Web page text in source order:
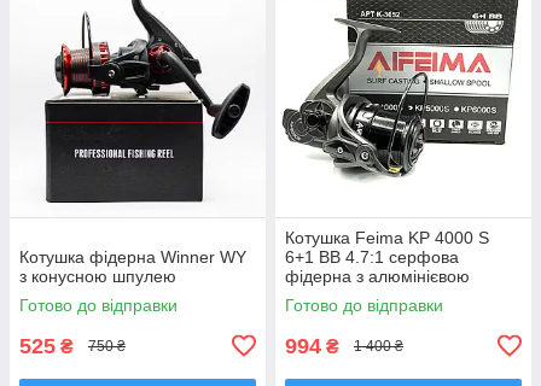
Котушка фідерна Winner WY
з конусною шпулею
Готово до відправки
525 ₴ 750 ₴
Котушка Feima KP 4000 S
6+1 BB 4.7:1 серфова
фідерна з алюмінієвою
мілкою шпулею для дальніх
закидів
Готово до відправки
994 ₴ 1 400 ₴